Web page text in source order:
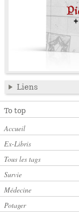
Liens
To top
Accueil
Ex-Libris
Tous les tags
Survie
Médecine
Potager